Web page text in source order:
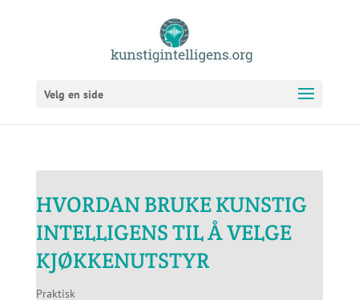
Velg en side
HVORDAN BRUKE KUNSTIG
INTELLIGENS TIL Å VELGE
KJØKKENUTSTYR
Praktisk